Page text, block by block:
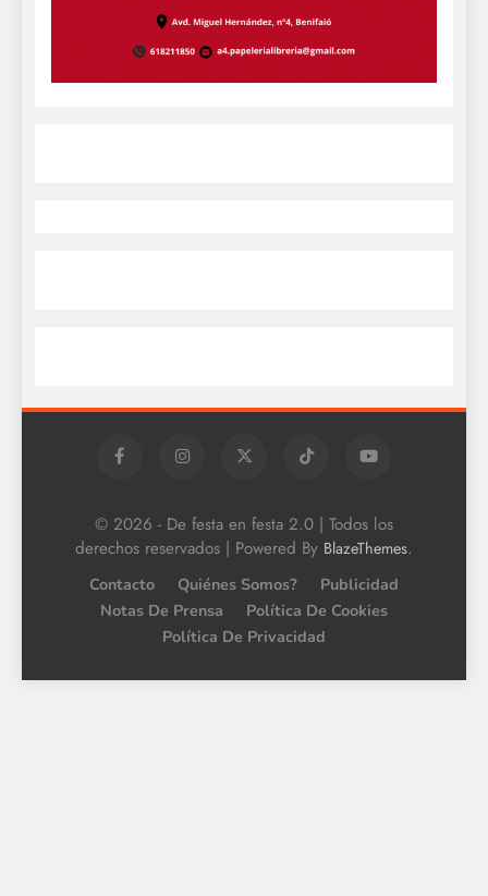
© 2026 - De festa en festa 2.0 | Todos los
derechos reservados | Powered By BlazeThemes.
Contacto Quiénes Somos?
Publicidad
Notas De Prensa
Política De Cookies
Política De Privacidad